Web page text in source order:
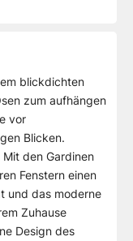
blickdichten
zum aufhängen
vor
Blicken.
Mit den Gardinen
Fenstern einen
und das moderne
Zuhause
Design des